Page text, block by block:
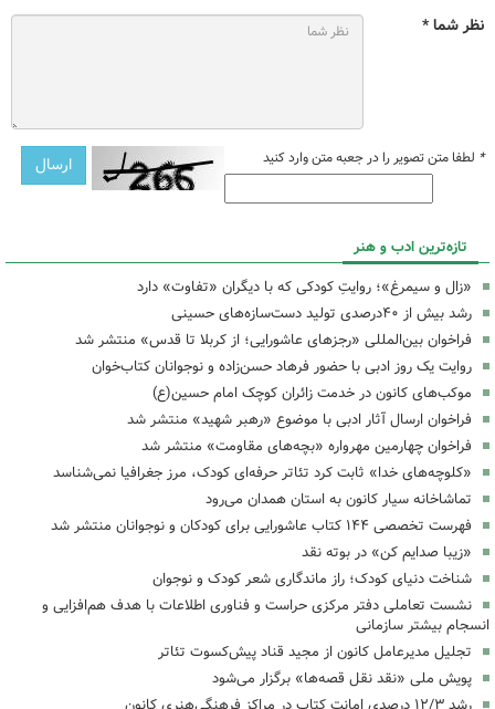
نظر شما *
* لطفا متن تصویر را در جعبه متن وارد کنید
تازه‌ترین ادب و هنر
«زال و سیمرغ»؛ روایتِ کودکی که با دیگران «تفاوت» دارد
رشد بیش از ۴۰درصدی تولید دست‌سازه‌های حسینی
فراخوان بین‌المللی «رجزهای عاشورایی؛ از کربلا تا قدس» منتشر شد
روایت یک روز ادبی با حضور فرهاد حسن‌زاده و نوجوانان کتاب‌خوان
موکب‌های کانون در خدمت زائران کوچک امام حسین(ع)
فراخوان ارسال آثار ادبی با موضوع «رهبر شهید» منتشر شد
فراخوان چهارمین مهرواره «بچه‌های مقاومت» منتشر شد
«کلوچه‌های خدا» ثابت کرد تئاتر حرفه‌ای کودک، مرز جغرافیا نمی‌شناسد
تماشاخانه سیار کانون به استان همدان می‌رود
فهرست تخصصی ۱۴۴ کتاب عاشورایی برای کودکان و نوجوانان منتشر شد
«زیبا صدایم کن» در بوته نقد
شناخت دنیای کودک؛ راز ماندگاری شعر کودک و نوجوان
نشست تعاملی دفتر مرکزی حراست و فناوری اطلاعات با هدف هم‌افزایی و
انسجام بیشتر سازمانی
تجلیل مدیرعامل کانون از مجید قناد پیش‌کسوت تئاتر
پویش ملی «نقد نقل قصه‌ها» برگزار می‌شود